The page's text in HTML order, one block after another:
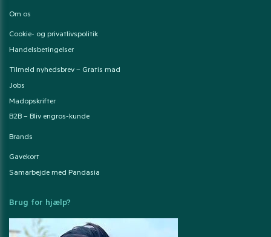
Om os
Cookie- og privatlivspolitik
Handelsbetingelser
Tilmeld nyhedsbrev – Gratis mad
Jobs
Madopskrifter
B2B – Bliv engros-kunde
Brands
Gavekort
Samarbejde med Pandasia
Brug for hjælp?